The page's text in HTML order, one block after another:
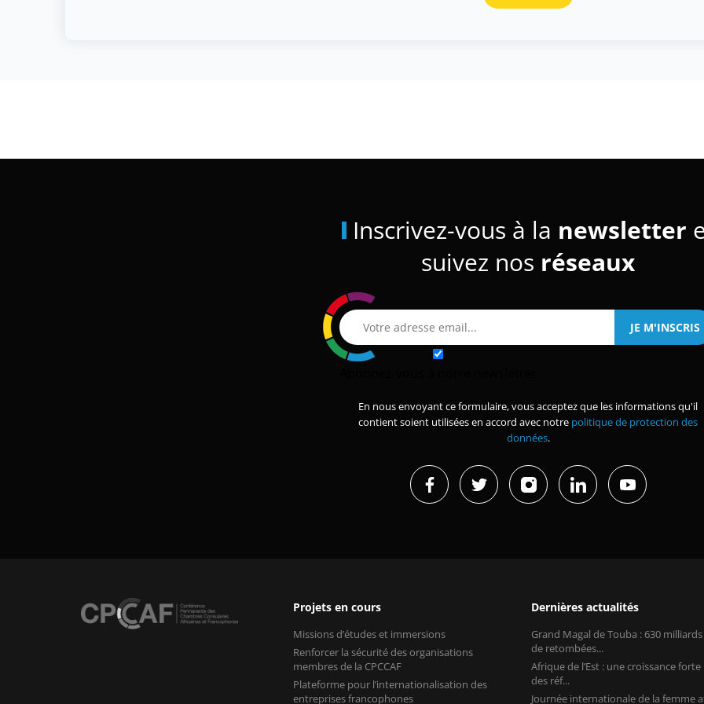
Inscrivez-vous à la newsletter
suivez nos réseaux
En nous envoyant ce formulaire, vous acceptez que les informations qu'il
contient soient utilisées en accord avec notre politique de protection des
données.
Projets en cours
Missions d’études et immersions
Renforcer la sécurité des organisations
membres de la CPCCAF
Plateforme pour l’internationalisation des
entreprises francophones
Dernières actualités
Grand Magal de Touba : 630 milliards
de retombées...
Afrique de l’Est : une croissance forte
des réf...
Journée internationale de la femme